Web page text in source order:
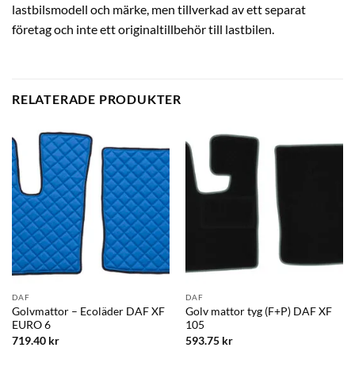
lastbilsmodell och märke, men tillverkad av ett separat
företag och inte ett originaltillbehör till lastbilen.
RELATERADE PRODUKTER
DAF
Golvmattor – Ecoläder DAF XF
EURO 6
719.40 kr
DAF
Golv mattor tyg (F+P) DAF XF
105
593.75 kr